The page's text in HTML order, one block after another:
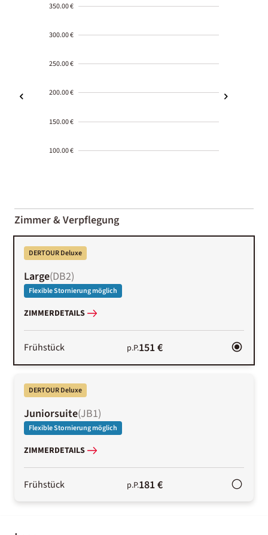
350.00 €
300.00 €
250.00 €
200.00 €
150.00 €
100.00 €
01-02
Zimmer & Verpflegung
DERTOUR Deluxe
Large(DB2)
Flexible Stornierung möglich
ZIMMERDETAILS
Frühstück p.P.151 €
DERTOUR Deluxe
Juniorsuite(JB1)
Flexible Stornierung möglich
ZIMMERDETAILS
Frühstück p.P.181 €